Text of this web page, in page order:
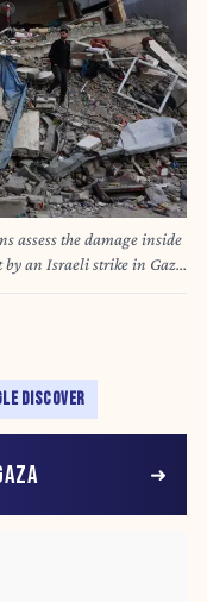
assess the damage inside
by an Israeli strike in Gaza
strike on the house of
said, with witnesses
the rubble. (Photo by
DISCOVER